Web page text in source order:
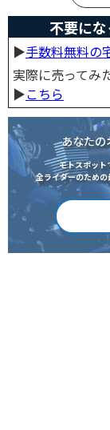
不要に
▶︎手数料無料の
実際に売ってみ
▶︎こちら
あなたの
モトスポット
全ライダーのための